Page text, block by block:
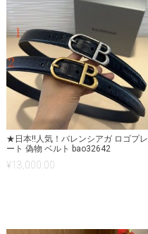
★日本!!人気！バレンシアガ ロゴプレ
ート 偽物 ベルト bao32642
¥13,000.00